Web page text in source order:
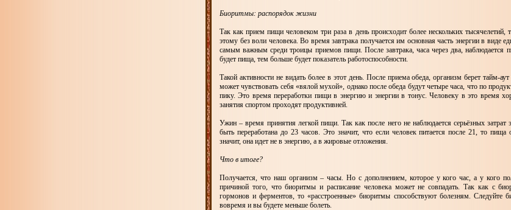
Биоритмы: распорядок жизни
Так как прием пищи человеком три раза в день происходит более нескольких тысячелетий,
этому без воли человека. Во время завтрака получается им основная часть энергии в виде
самым важным среди троицы приемов пищи. После завтрака, часа через два, наблюдается
будет пища, тем больше будет показатель работоспособности.
Такой активности не видать более в этот день. После приема обеда, организм берет тайм-
может чувствовать себя «вялой мухой», однако после обеда будут четыре часа, что по
пику. Это время переработки пищи в энергию и энергии в тонус. Человеку в это время
занятия спортом проходят продуктивней.
Ужин – время принятия легкой пищи. Так как после него не наблюдается серьёзных
быть переработана до 23 часов. Это значит, что если человек питается после 21, то пища
значит, она идет не в энергию, а в жировые отложения.
Что в итоге?
Получается, что наш организм – часы. Но с дополнением, которое у кого час, а у кого
причиной того, что биоритмы и расписание человека может не совпадать. Так как с
гормонов и ферментов, то «расстроенные» биоритмы способствуют болезням. Следуйте
вовремя и вы будете меньше болеть.